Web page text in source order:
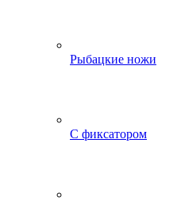
Рыбацкие ножи
С фиксатором